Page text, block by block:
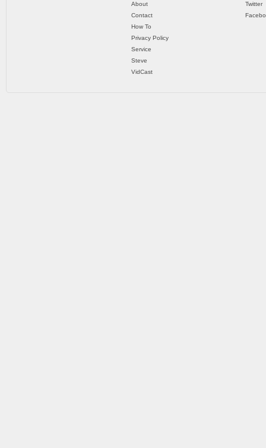
About
Contact
How To
Privacy Policy
Service
Steve
VidCast
Twitter